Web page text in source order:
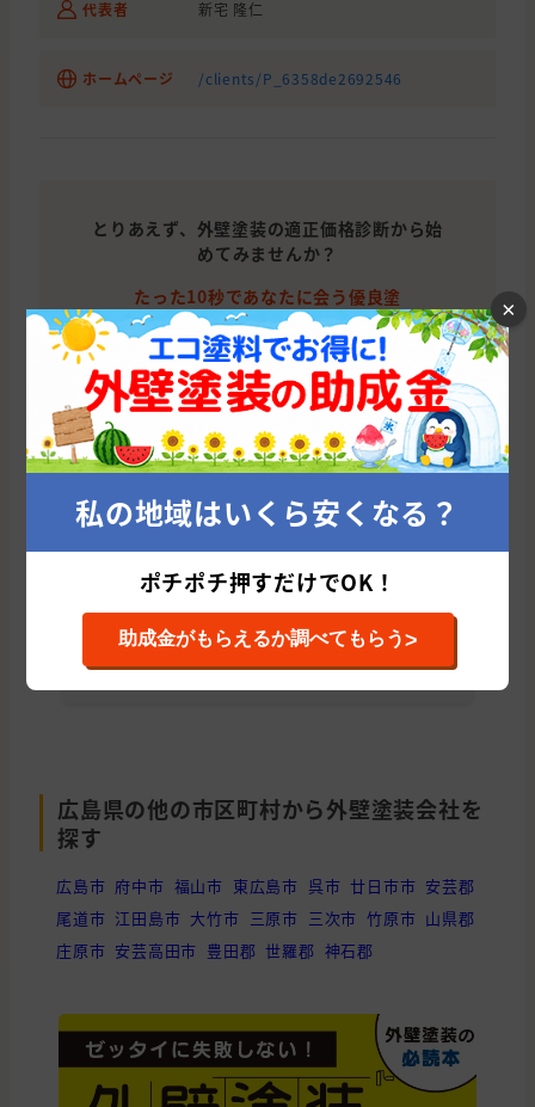
代表者 新宅 隆仁
ホームページ /clients/P_6358de2692546
とりあえず、外壁塗装の適正価格診断から始
めてみませんか？
たった10秒であなたに会う優良塗
装業者を紹介！
今すぐ適正相場をチェックする
広島市の他のおすすめ外壁塗装会社
太洋技建 株式会社(福岡県/北九州市)
累計施工件数: 243 件
平均施工単価: 1,259,304 円
広島県の他の市区町村から外壁塗装会社を
探す
広島市 府中市 福山市 東広島市 呉市 廿日市市 安芸郡
尾道市 江田島市 大竹市 三原市 三次市 竹原市 山県郡
庄原市 安芸高田市 豊田郡 世羅郡 神石郡
×
私の地域はいくら安くなる？
ポチポチ押すだけでOK！
助成金がもらえるか調べてもらう>